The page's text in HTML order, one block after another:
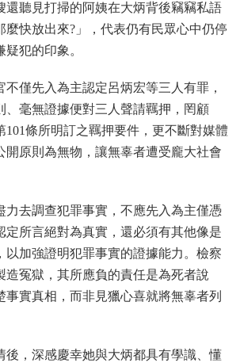
還聽見打掃的阿姨在大炳背後竊竊私語
麼快放出來?」，代表仍有民眾心中仍停
犯的印象。
不僅先入為主認定呂炳宏等三人有罪，
、毫無證據便對三人聲請羈押，罔顧
101條所明訂之羈押要件，更不斷對媒體
開原則為無物，讓無辜者遭受龐大社會
力去調查犯罪事實，不應先入為主僅憑
定所言絕對為真實，還必須有其他像是
以加強證明犯罪事實的證據能力。檢察
造冤獄，其所應負的責任是為死者說
事實真相，而非見獵心喜就將無辜者列
後，深感慶幸她與大炳都具有學識、懂